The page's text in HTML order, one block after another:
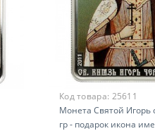
Код товара: 25611
Монета Святой Игорь
гр - подарок икона